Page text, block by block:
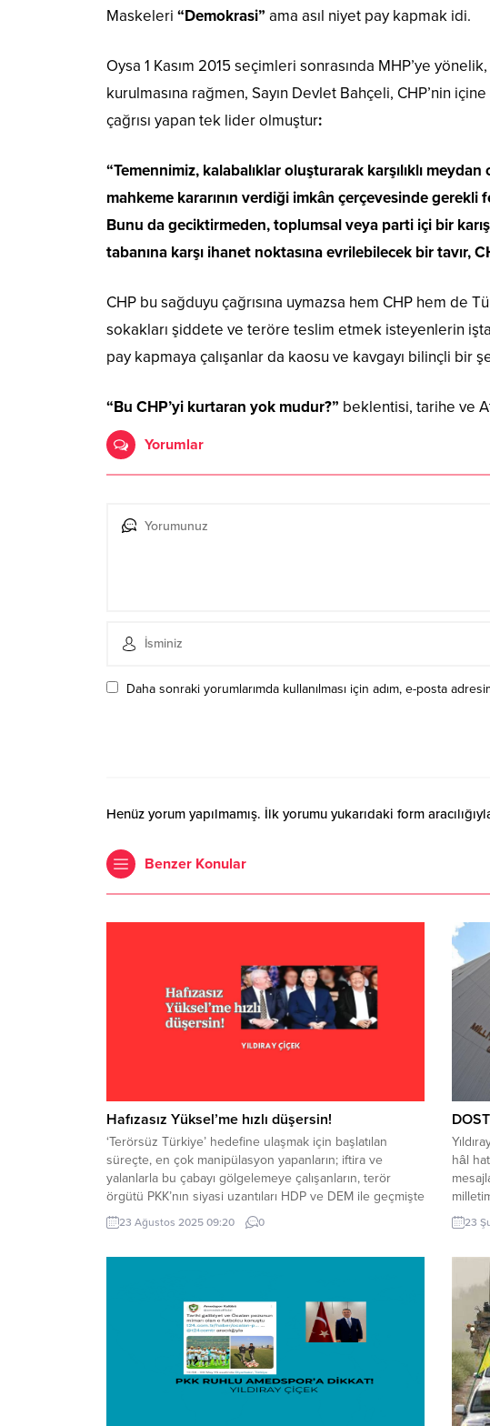
Maskeleri “Demokrasi” ama asıl niyet pay kapmak idi.
Oysa 1 Kasım 2015 seçimleri sonrasında MHP’ye
kurulmasına rağmen, Sayın Devlet Bahçeli, CHP’nin
çağrısı yapan tek lider olmuştur:
“Temennimiz, kalabalıklar oluşturarak karşılıklı
mahkeme kararının verdiği imkân çerçevesinde
Bunu da geciktirmeden, toplumsal veya parti içi bir
tabanına karşı ihanet noktasına evrilebilecek bir tavır,
CHP bu sağduyu çağrısına uymazsa hem CHP hem
sokakları şiddete ve teröre teslim etmek isteyenlerin
pay kapmaya çalışanlar da kaosu ve kavgayı bilinçli
“Bu CHP’yi kurtaran yok mudur?” beklentisi, tarihe ve
Yorumlar
Daha sonraki yorumlarımda kullanılması için adım, e-posta
Henüz yorum yapılmamış. İlk yorumu yukarıdaki form
Benzer Konular
Hafızasız Yüksel’me hızlı düşersin!
‘Terörsüz Türkiye’ hedefine ulaşmak için başlatılan
süreçte, en çok manipülasyon yapanların; iftira ve
yalanlarla bu çabayı gölgelemeye çalışanların, terör
örgütü PKK’nın siyasi uzantıları HDP ve DEM ile geçmişte
defalarca ittifak kurmuş ve iş birliği yapmış çevreler
olması sizce de şaşırtıcı değil mi? Müsavat Dervişoğlu, iki
23 Ağustos 2025 09:20 0
hâl
23